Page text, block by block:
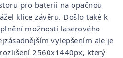
pro baterii na opačnou
klice závěru. Došlo také k
možnosti laserového
vylepšením ale je
2560x1440px, který